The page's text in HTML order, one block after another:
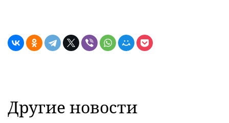
Другие новости